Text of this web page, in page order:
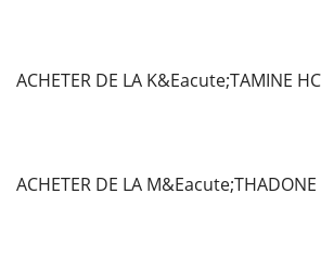
ACHETER DE LA K&Eacute;TAMINE
ACHETER DE LA